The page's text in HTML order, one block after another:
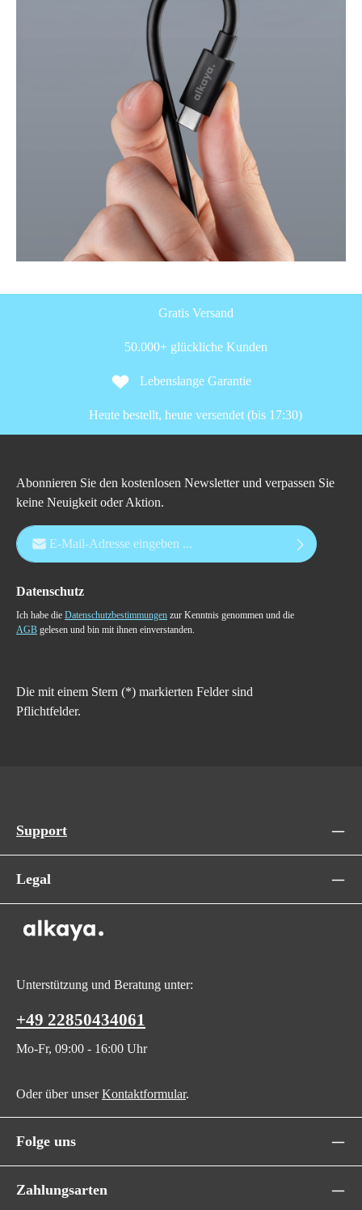
Gratis Versand
50.000+ glückliche Kunden
Lebenslange Garantie
Heute bestellt, heute versendet (bis 17:30)
Abonnieren Sie den kostenlosen Newsletter und verpassen Sie
keine Neuigkeit oder Aktion.
E-Mail-Adresse*
Datenschutz
Ich habe die Datenschutzbestimmungen zur Kenntnis genommen und die
AGB gelesen und bin mit ihnen einverstanden.
Die mit einem Stern (*) markierten Felder sind
Pflichtfelder.
Support
Legal
Unterstützung und Beratung unter:
+49 22850434061
Mo-Fr, 09:00 - 16:00 Uhr
Oder über unserKontaktformular.
Folge uns
Zahlungsarten